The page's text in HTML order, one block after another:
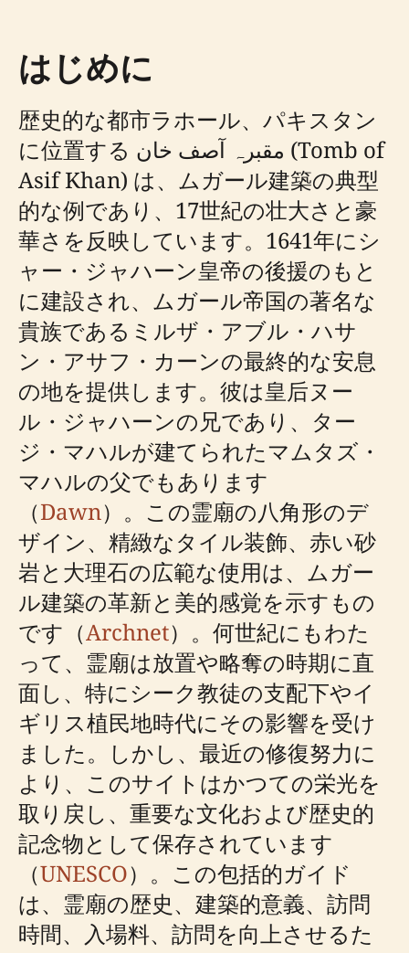
はじめに
歴史的な都市ラホール、パキスタン
に位置する مقبرہ آصف خان (Tomb of
Asif Khan) は、ムガール建築の典型
的な例であり、17世紀の壮大さと豪
華さを反映しています。1641年にシ
ャー・ジャハーン皇帝の後援のもと
に建設され、ムガール帝国の著名な
貴族であるミルザ・アブル・ハサ
ン・アサフ・カーンの最終的な安息
の地を提供します。彼は皇后ヌー
ル・ジャハーンの兄であり、ター
ジ・マハルが建てられたマムタズ・
マハルの父でもあります
（Dawn）。この霊廟の八角形のデ
ザイン、精緻なタイル装飾、赤い砂
岩と大理石の広範な使用は、ムガー
ル建築の革新と美的感覚を示すもの
です（Archnet）。何世紀にもわた
って、霊廟は放置や略奪の時期に直
面し、特にシーク教徒の支配下やイ
ギリス植民地時代にその影響を受け
ました。しかし、最近の修復努力に
より、このサイトはかつての栄光を
取り戻し、重要な文化および歴史的
記念物として保存されています
（UNESCO）。この包括的ガイド
は、霊廟の歴史、建築的意義、訪問
時間、入場料、訪問を向上させるた